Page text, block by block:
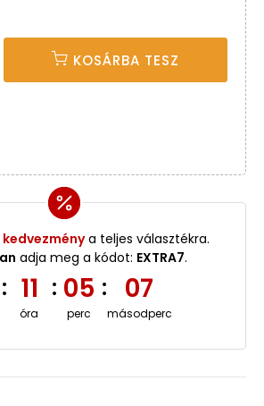
KOSÁRBA TESZ
a teljes választékra.
adja meg a kódot: EXTRA7.
: 11
óra
: 05
perc
: 07
másodperc